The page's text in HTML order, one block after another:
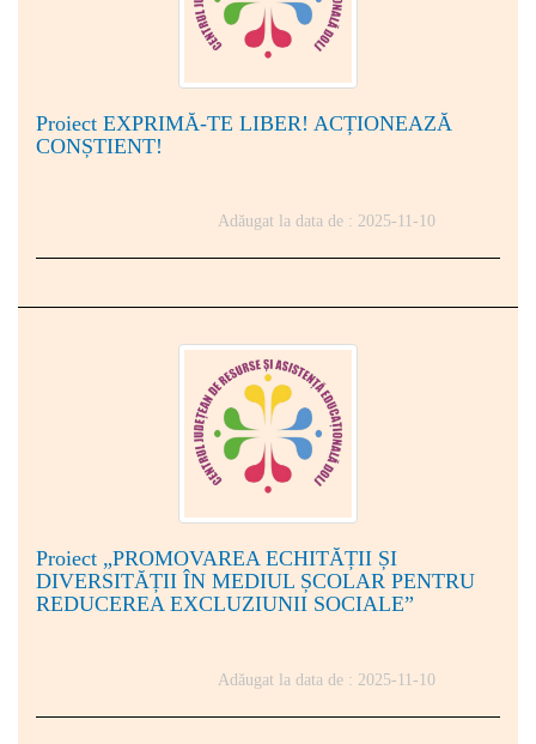
Proiect EXPRIMĂ-TE LIBER! ACȚIONEAZĂ
CONȘTIENT!
Adăugat la data de : 2025-11-10
Proiect „PROMOVAREA ECHITĂȚII ȘI
DIVERSITĂȚII ÎN MEDIUL ȘCOLAR PENTRU
REDUCEREA EXCLUZIUNII SOCIALE”
Adăugat la data de : 2025-11-10